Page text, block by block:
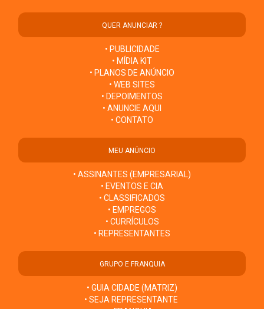
QUER ANUNCIAR ?
• PUBLICIDADE
• MÍDIA KIT
• PLANOS DE ANÚNCIO
• WEB SITES
• DEPOIMENTOS
• ANUNCIE AQUI
• CONTATO
MEU ANÚNCIO
• ASSINANTES (EMPRESARIAL)
• EVENTOS E CIA
• CLASSIFICADOS
• EMPREGOS
• CURRÍCULOS
• REPRESENTANTES
GRUPO E FRANQUIA
• GUIA CIDADE (MATRIZ)
• SEJA REPRESENTANTE